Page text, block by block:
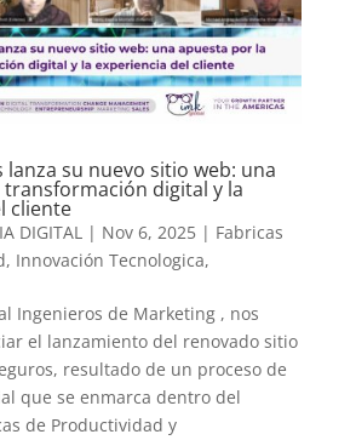
lanza su nuevo sitio web: una
digital y la
cliente
DIGITAL| Nov 6, 2025| Fabricas
, Innovación Tecnologica,
Ingenieros de Marketing , nos
el lanzamiento del renovado sitio
resultado de un proceso de
que se enmarca dentro del
de Productividad y